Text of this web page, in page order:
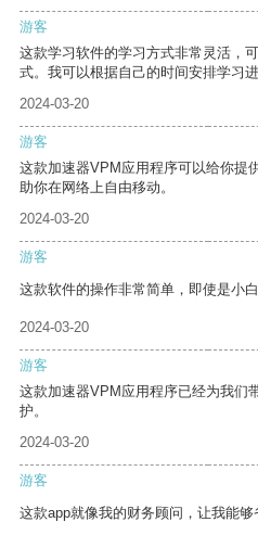
游客
这款学习软件的学习方式非常灵活，
式。我可以根据自己的时间安排学习进
2024-03-20
游客
这款加速器VPM应用程序可以给你提
助你在网络上自由移动。
2024-03-20
游客
这款软件的操作非常简单，即使是小白
2024-03-20
游客
这款加速器VPM应用程序已经为我们
护。
2024-03-20
游客
这款app就像我的财务顾问，让我能够